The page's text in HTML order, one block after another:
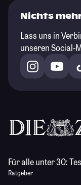
Nichts
Lass uns in
unseren Social-
Für alle unter 30:
Ratgeber